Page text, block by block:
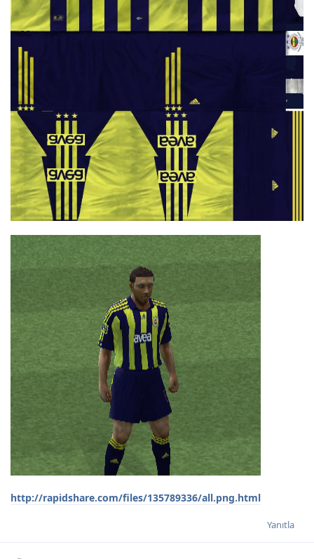
http://rapidshare.com/files/135789336/all.png.html
Yanıtla